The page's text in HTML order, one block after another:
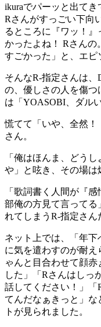
ikuraでパーッと出てき
Rさんがすっごい下向
るところに『ワッ！
かったよね！ Rさんの
すごかった」と、エピ
そんなR-指定さんは
の、優しさの人を傷つ
は「YOASOBI、ダル
慌てて「いや、全然！
さん。
「俺はほんま、どう
や」と呟き、その場は
「歌詞書く人間が『
部俺の方見て言ってる
れてしまうR-指定さん
ネット上では、「年
に気を遣わすのが耐え
ゃんと目合わせて顔赤
した」「Rさんはしっ
話してください！」
てんだなぁきっと」
トが見られました。